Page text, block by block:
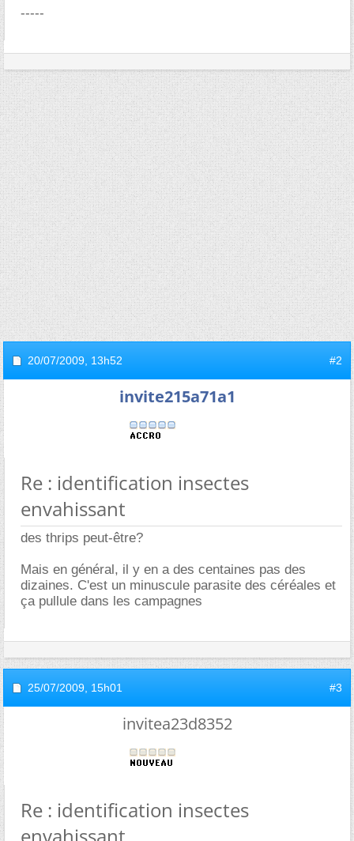
-----
20/07/2009, 13h52 #2
invite215a71a1
Re : identification insectes
envahissant
des thrips peut-être?
Mais en général, il y en a des centaines pas des
dizaines. C'est un minuscule parasite des céréales et
ça pullule dans les campagnes
25/07/2009, 15h01 #3
invitea23d8352
Re : identification insectes